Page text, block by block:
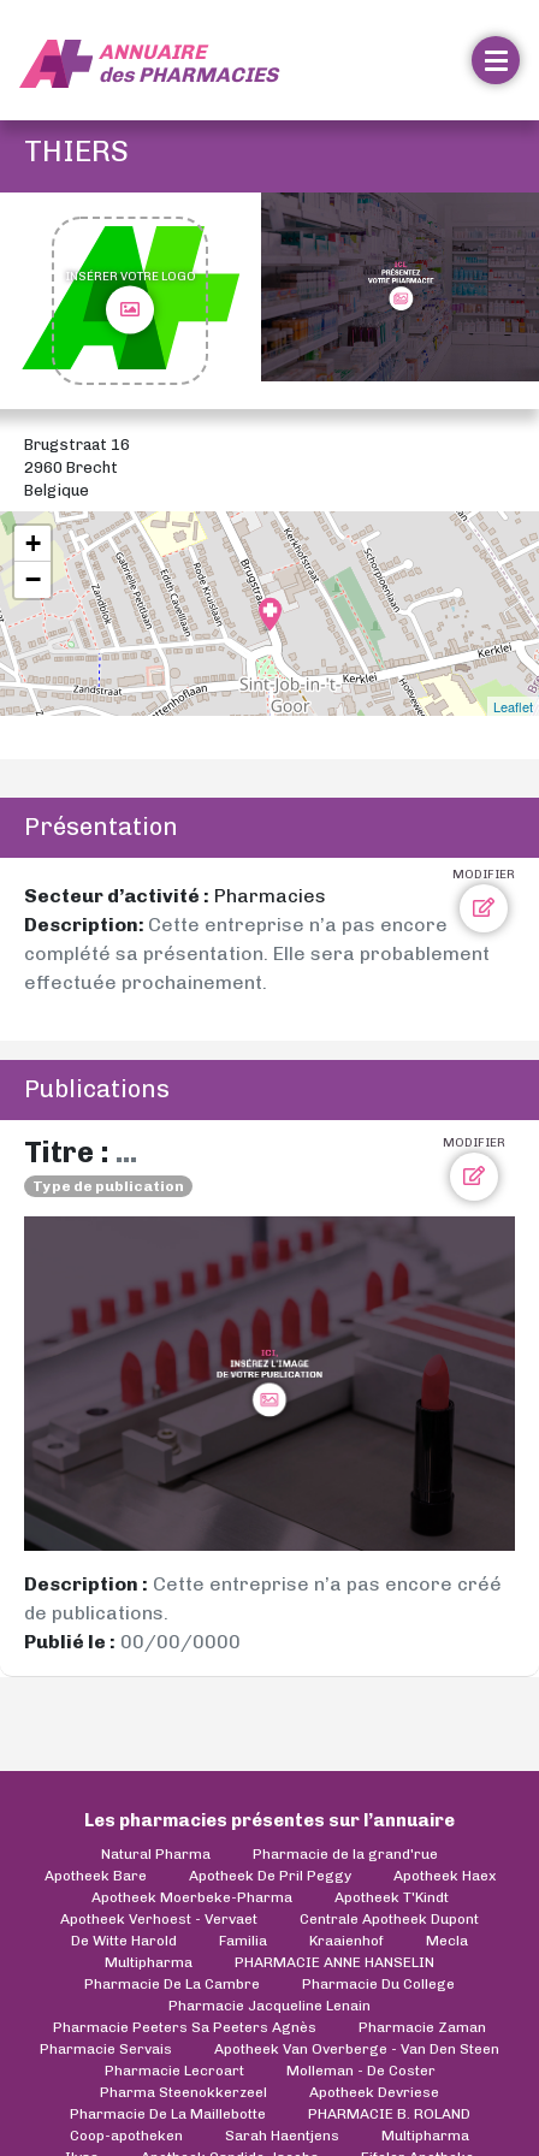
ANNUAIRE
desPHARMACIES
THIERS
INSÉRER VOTRE LOGO
Brugstraat 16
2960 Brecht
Belgique
+
−
Leaflet
Présentation
MODIFIER
Secteur d’activité : Pharmacies
Description: Cette entreprise n’a pas encore
complété sa présentation. Elle sera probablement
effectuée prochainement.
Publications
MODIFIER
Titre : ...
Type de publication
Description : Cette entreprise n’a pas encore créé
de publications.
Publié le : 00/00/0000
Les pharmacies présentes sur l’annuaire
Natural Pharma
Pharmacie de la grand'rue
Apotheek Bare
Apotheek De Pril Peggy
Apotheek Haex
Apotheek Moerbeke-Pharma
Apotheek T'Kindt
Apotheek Verhoest - Vervaet
Centrale Apotheek Dupont
De Witte Harold
Familia Kraaienhof
Mecla
Multipharma
PHARMACIE ANNE HANSELIN
Pharmacie De La Cambre
Pharmacie Du College
Pharmacie Jacqueline Lenain
Pharmacie Peeters Sa Peeters Agnès
Pharmacie Zaman
Pharmacie Servais
Apotheek Van Overberge - Van Den Steen
Pharmacie Lecroart
Molleman - De Coster
Pharma Steenokkerzeel
Apotheek Devriese
Pharmacie De La Maillebotte
PHARMACIE B. ROLAND
Coop-apotheken
Sarah Haentjens
Multipharma